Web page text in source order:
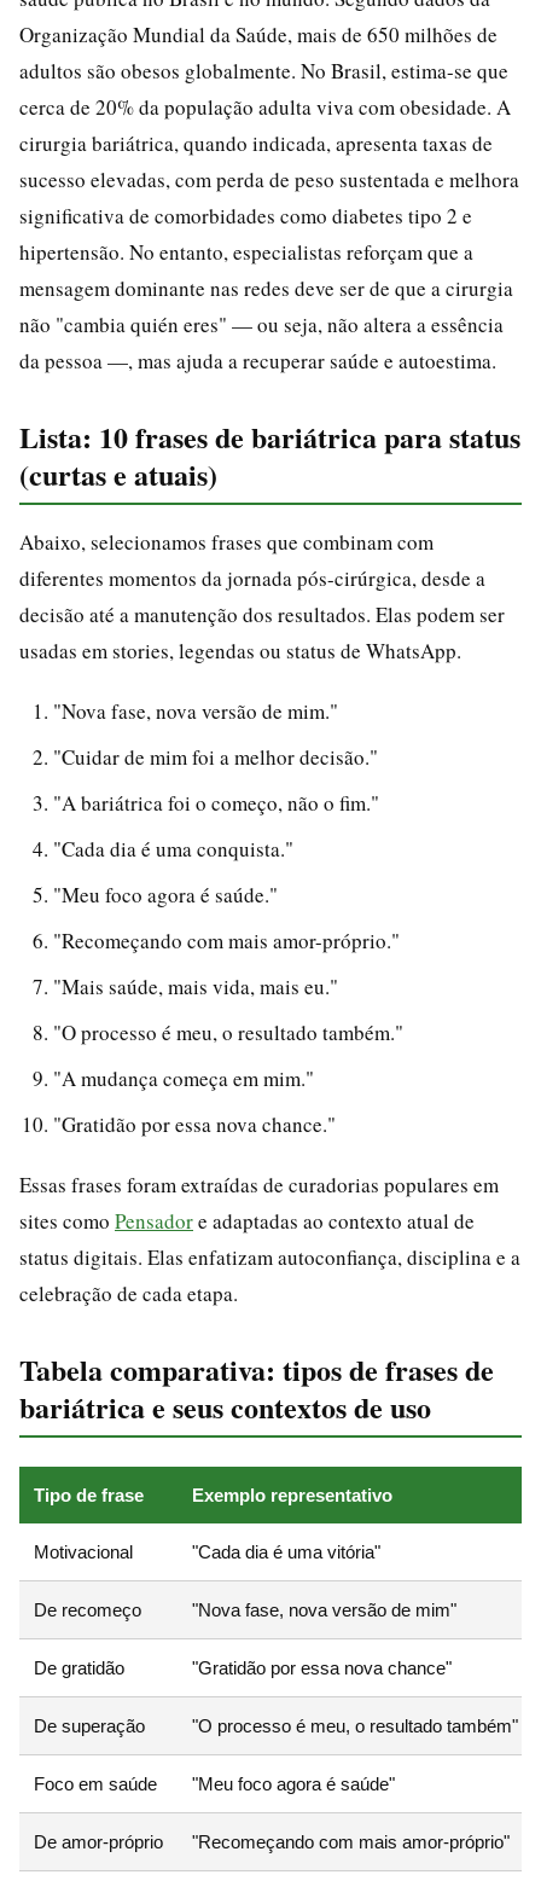
Organização Mundial da Saúde, mais de 650 milhões de
adultos são obesos globalmente. No Brasil, estima-se que
cerca de 20% da população adulta viva com obesidade. A
cirurgia bariátrica, quando indicada, apresenta taxas de
sucesso elevadas, com perda de peso sustentada e melhora
significativa de comorbidades como diabetes tipo 2 e
hipertensão. No entanto, especialistas reforçam que a
mensagem dominante nas redes deve ser de que a cirurgia
não "cambia quién eres" — ou seja, não altera a essência
da pessoa —, mas ajuda a recuperar saúde e autoestima.
Lista: 10 frases de bariátrica para status
(curtas e atuais)
Abaixo, selecionamos frases que combinam com
diferentes momentos da jornada pós-cirúrgica, desde a
decisão até a manutenção dos resultados. Elas podem ser
usadas em stories, legendas ou status de WhatsApp.
"Nova fase, nova versão de mim."
"Cuidar de mim foi a melhor decisão."
"A bariátrica foi o começo, não o fim."
"Cada dia é uma conquista."
"Meu foco agora é saúde."
"Recomeçando com mais amor-próprio."
"Mais saúde, mais vida, mais eu."
"O processo é meu, o resultado também."
"A mudança começa em mim."
"Gratidão por essa nova chance."
Essas frases foram extraídas de curadorias populares em
sites como Pensadore adaptadas ao contexto atual de
status digitais. Elas enfatizam autoconfiança, disciplina e a
celebração de cada etapa.
Tabela comparativa: tipos de frases de
bariátrica e seus contextos de uso
Tipo de frase Exemplo representativo
Motivacional "Cada dia é uma vitória"
De recomeço "Nova fase, nova versão de mim"
De gratidão "Gratidão por essa nova chance"
De superação "O processo é meu, o resultado também"
Foco em saúde "Meu foco agora é saúde"
De amor-próprio "Recomeçando com mais amor-próprio"